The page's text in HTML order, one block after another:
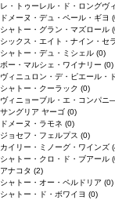
レ・トゥーレル・ド・ロングヴ
ドメーヌ・デュ・ペール・ギヨ
シャトー・グラン・マズロール
シックス・エイト・ナイン・セ
シャトー・デュ・ミシェル (0)
ボー・マルシェ・ワイナリー (0)
ヴィニュロン・デ・ピエール・
シャトー・クーラック (0)
ヴィニョーブル・エ・コンパニ
サングリア ヤーゴ (0)
ドメーヌ・ラモネ (0)
ジョセフ・フェルプス (0)
カイリー・ミノーグ・ワインズ
シャトー・クロ・ド・ブアール
アナコタ (2)
シャトー・オー・ペルドリア (0)
シャトー・ド・ボワイヨ (0)